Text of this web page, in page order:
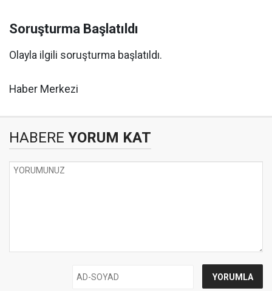
Soruşturma Başlatıldı
Olayla ilgili soruşturma başlatıldı.
Haber Merkezi
HABERE YORUM KAT